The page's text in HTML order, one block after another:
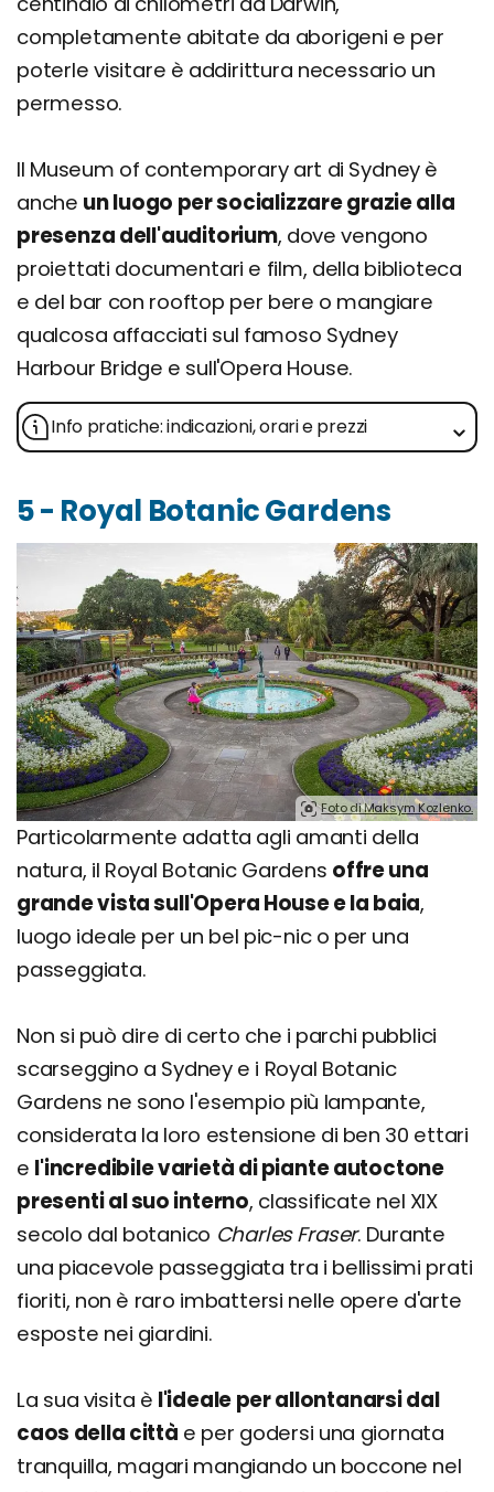
completamente abitate da aborigeni e per
poterle visitare è addirittura necessario un
permesso.
Il Museum of contemporary art di Sydney è
anche un luogo per socializzare grazie alla
presenza dell'auditorium, dove vengono
proiettati documentari e film, della biblioteca
e del bar con rooftop per bere o mangiare
qualcosa affacciati sul famoso Sydney
Harbour Bridge e sull'Opera House.
Info pratiche: indicazioni, orari e prezzi
5 - Royal Botanic Gardens
Foto di Maksym Kozlenko.
Particolarmente adatta agli amanti della
natura, il Royal Botanic Gardens offre una
grande vista sull'Opera House e la baia,
luogo ideale per un bel pic-nic o per una
passeggiata.
Non si può dire di certo che i parchi pubblici
scarseggino a Sydney e i Royal Botanic
Gardens ne sono l'esempio più lampante,
considerata la loro estensione di ben 30 ettari
e l'incredibile varietà di piante autoctone
presenti al suo interno, classificate nel XIX
secolo dal botanico Charles Fraser. Durante
una piacevole passeggiata tra i bellissimi prati
fioriti, non è raro imbattersi nelle opere d'arte
esposte nei giardini.
La sua visita è l'ideale per allontanarsi dal
caos della città e per godersi una giornata
tranquilla, magari mangiando un boccone nel